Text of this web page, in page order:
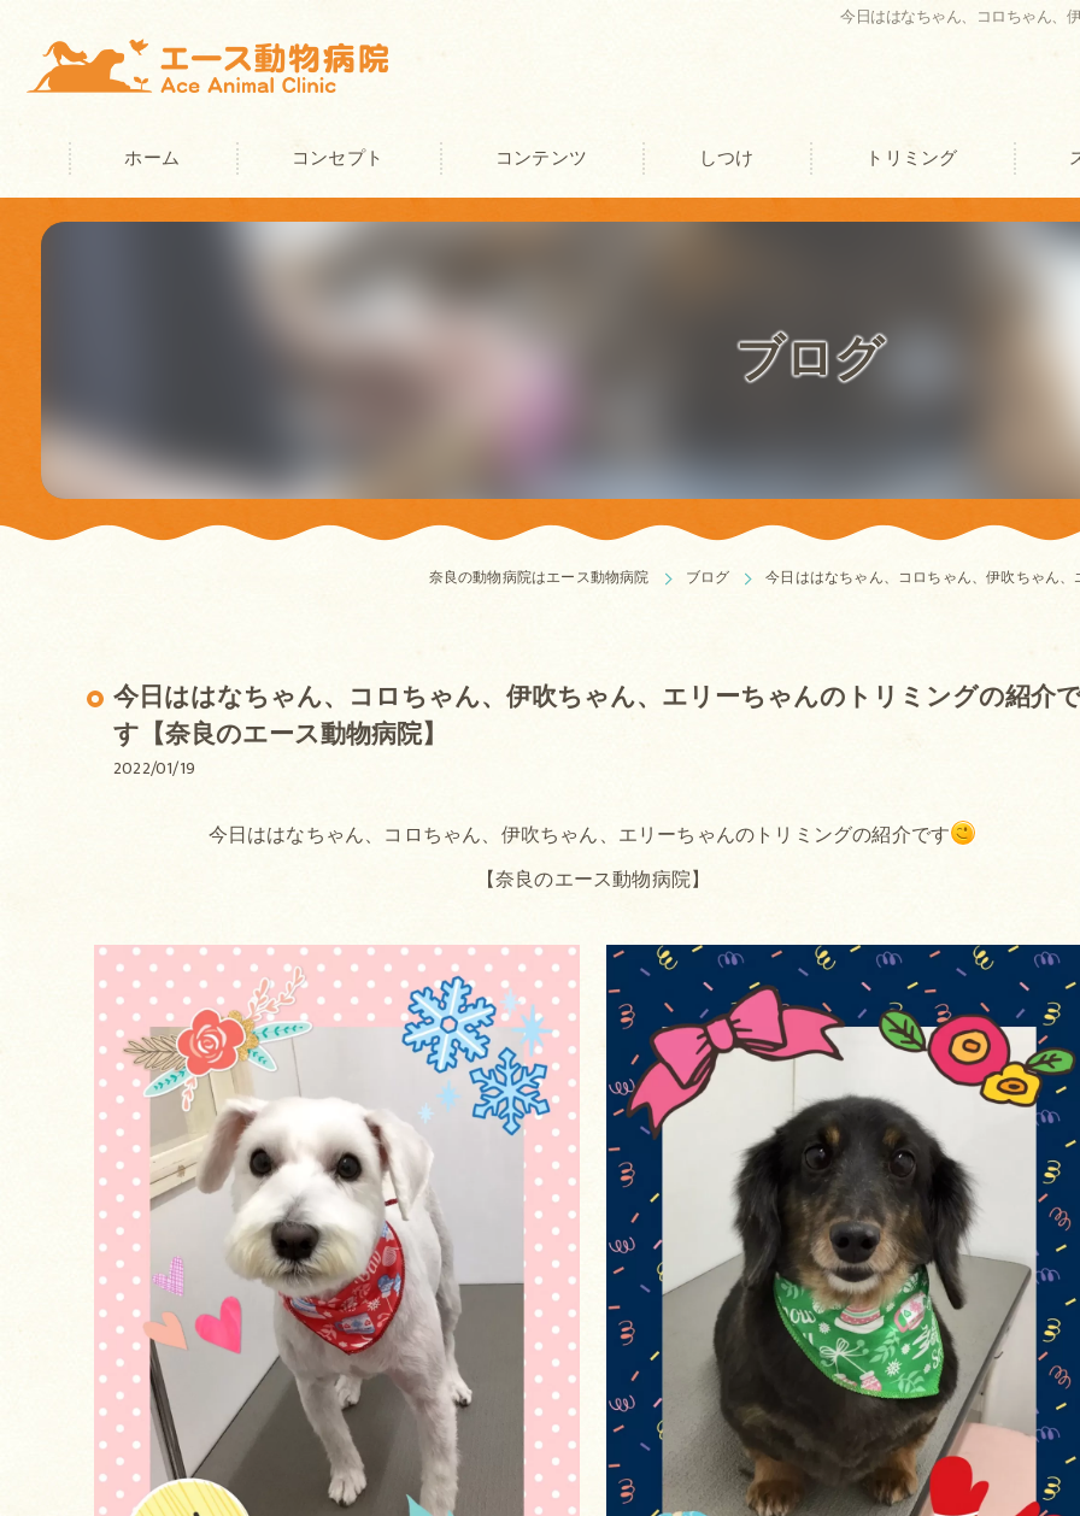
今日ははなちゃん、コロちゃん、
ホーム コンセプト
奈良の動物病院･エース動物病院の口コミ情報
奈良の動物病院･エース動物病院の評判
奈良の動物病院･エース動物病院のお客様の声
コンテンツ しつけ トリミング
ブログ
奈良の動物病院はエース動物病院 ブログ 今日ははなちゃん、コロちゃん、伊吹ちゃん
今日ははなちゃん、コロちゃん、伊吹ちゃん、エリーちゃんのトリミングの紹介
す【奈良のエース動物病院】
2022/01/19
今日ははなちゃん、コロちゃん、伊吹ちゃん、エリーちゃんのトリミングの紹介です
【奈良のエース動物病院】